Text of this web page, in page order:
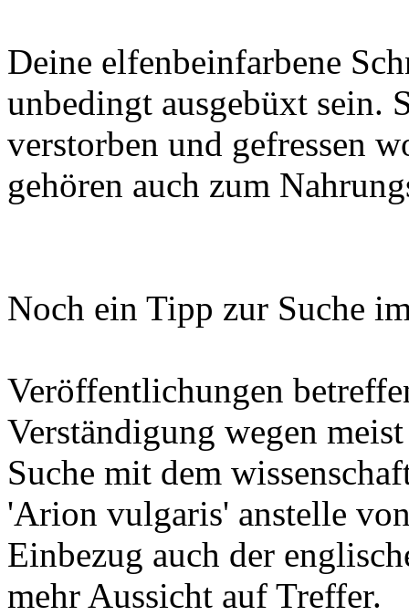
Deine elfenbeinfarbene
unbedingt ausgebüxt sein.
verstorben und gefressen
gehören auch zum
Noch ein Tipp zur Suche
Veröffentlichungen
Verständigung wegen
Suche mit dem
'Arion vulgaris' anstelle
Einbezug auch der
mehr Aussicht auf Treffer.